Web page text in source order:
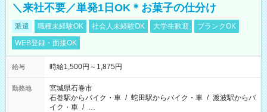
＼来社不要／単発1日OK＊お菓子の仕分け
派遣 職種未経験OK 社会人未経験OK 大学生歓迎
ブランクOK
WEB登録・面接OK
給与 時給1,500円～1,875円
勤務地
宮城県石巻市
石巻駅からバイク・車 / 蛇田駅からバイク・車 / 渡波駅からバ
イク・車 / …